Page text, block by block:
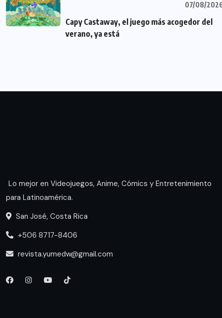
07/08/
Capy Castaway, el juego más acogedor del
verano, ya está
Lo mejor en Videojuegos, Anime, Cómics y Entretenimiento
para Latinoamérica.
San José, Costa Rica
+506 8717-8406
revista.yumedw@gmail.com